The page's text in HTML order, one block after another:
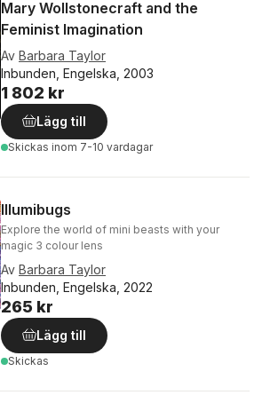
Mary Wollstonecraft and the
Feminist Imagination
Av Barbara Taylor
Inbunden, Engelska, 2003
1 802 kr
Lägg till
Skickas inom 7-10 vardagar
Illumibugs
Explore the world of mini beasts with your
magic 3 colour lens
Av Barbara Taylor
Inbunden, Engelska, 2022
265 kr
Lägg till
Skickas